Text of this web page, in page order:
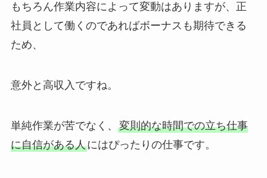
もちろん作業内容によって変動はありますが、正
社員として働くのであればボーナスも期待できる
ため、
意外と高収入ですね。
単純作業が苦でなく、 変則的な時間での立ち仕事
に自信がある人にはぴったりの仕事です。